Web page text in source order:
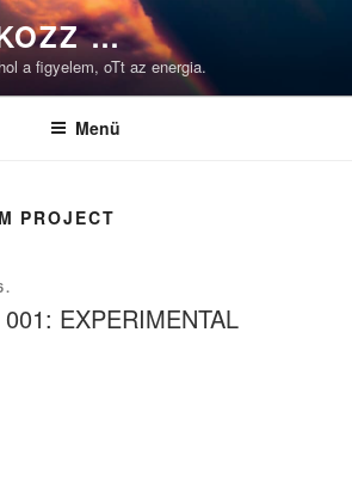
…
a figyelem, oTt az energia.
Menü
PROJECT
EXPERIMENTAL